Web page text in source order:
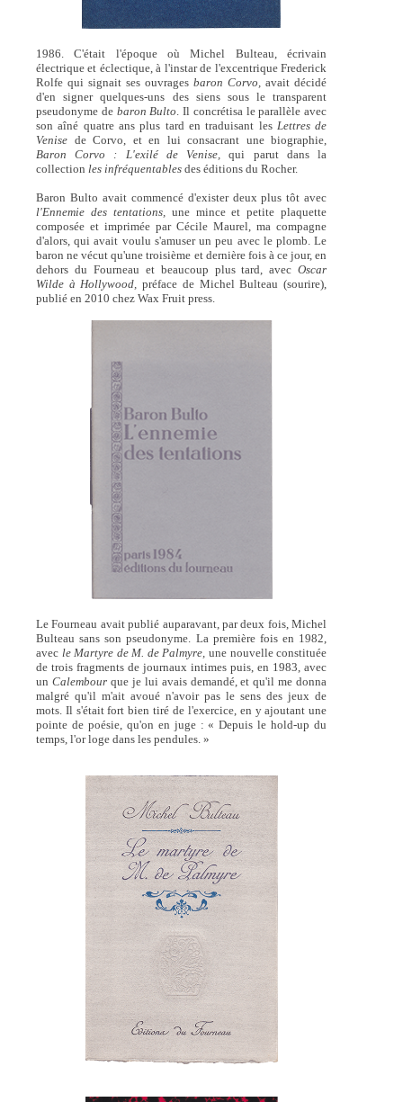
1986. C'était l'époque où Michel Bulteau, écrivain
électrique et éclectique, à l'instar de l'excentrique Frederick
Rolfe qui signait ses ouvragesbaron Corvo, avait décidé
d'en signer quelques-uns des siens sous le transparent
pseudonyme de baron Bulto. Il concrétisa le parallèle avec
son aîné quatre ans plus tard en traduisant les Lettres de
Venisede Corvo, et en lui consacrant une biographie,
Baron Corvo : L'exilé de Venise, qui parut dans la
collection les infréquentablesdes éditions du Rocher.
Baron Bulto avait commencé d'exister deux plus tôt avec
l'Ennemie des tentations,une mince et petite plaquette
composée et imprimée par Cécile Maurel, ma compagne
d'alors, qui avait voulu s'amuser un peu avec le plomb. Le
baron ne vécut qu'une troisième et dernière fois à ce jour, en
dehors du Fourneau et beaucoup plus tard, avecOscar
Wilde à Hollywood, préface de Michel Bulteau (sourire),
publié en 2010 chez Wax Fruit press.
Le Fourneau avait publié auparavant, par deux fois, Michel
Bulteau sans son pseudonyme. La première fois en 1982,
avec le Martyre de M. de Palmyre, une nouvelle constituée
de trois fragments de journaux intimes puis, en 1983, avec
un Calembourque je lui avais demandé, et qu'il me donna
malgré qu'il m'ait avoué n'avoir pas le sens des jeux de
mots. Il s'était fort bien tiré de l'exercice, en y ajoutant une
pointe de poésie, qu'on en juge : « Depuis le hold-up du
temps, l'or loge dans les pendules. »